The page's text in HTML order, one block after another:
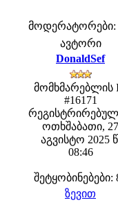
მოდერატორები:
ავტორი
DonaldSef
მომხმარებლის
#16171
ოთხშაბათი, 27
აგვისტო 2025
08:46
შეტყობინებები:
ზევით